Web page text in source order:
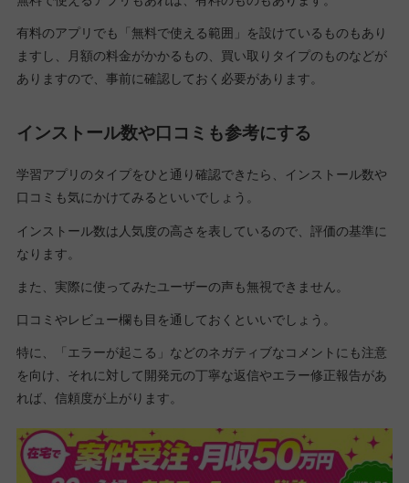
有料のアプリでも「無料で使える範囲」を設けているものもあり
ますし、月額の料金がかかるもの、買い取りタイプのものなどが
ありますので、事前に確認しておく必要があります。
インストール数や口コミも参考にする
学習アプリのタイプをひと通り確認できたら、インストール数や
口コミも気にかけてみるといいでしょう。
インストール数は人気度の高さを表しているので、評価の基準に
なります。
また、実際に使ってみたユーザーの声も無視できません。
口コミやレビュー欄も目を通しておくといいでしょう。
特に、「エラーが起こる」などのネガティブなコメントにも注意
を向け、それに対して開発元の丁寧な返信やエラー修正報告があ
れば、信頼度が上がります。